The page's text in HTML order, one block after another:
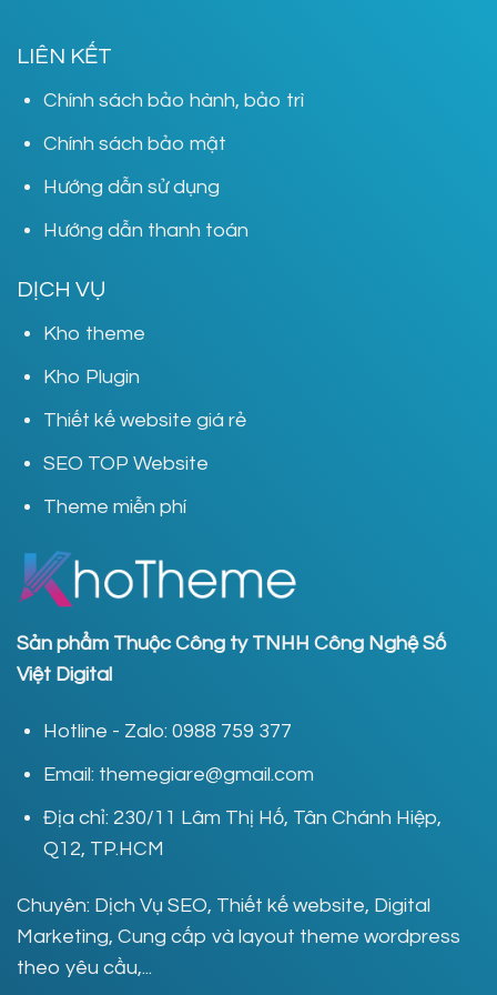
LIÊN KẾT
Chính sách bảo hành, bảo trì
Chính sách bảo mật
Hướng dẫn sử dụng
Hướng dẫn thanh toán
DỊCH VỤ
Kho theme
Kho Plugin
Thiết kế website giá rẻ
SEO TOP Website
Theme miễn phí
Sản phẩm Thuộc Công ty TNHH Công Nghệ Số
Việt Digital
Hotline - Zalo: 0988 759 377
Email: themegiare@gmail.com
Địa chỉ: 230/11 Lâm Thị Hố, Tân Chánh Hiệp,
Q12, TP.HCM
Chuyên: Dịch Vụ SEO, Thiết kế website, Digital
Marketing, Cung cấp và layout theme wordpress
theo yêu cầu,...